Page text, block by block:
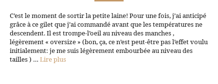
C’est le moment de sortir la petite laine! Pour une fois, j’ai anticipé
grâce à ce gilet que j’ai commandé avant que les températures ne
descendent. Il est trompe-l’oeil au niveau des manches ,
légèrement « oversize » (bon, ça, ce n’est peut-être pas l’effet voulu
initialement: je me suis légèrement embourbée au niveau des
tailles ) … Lire plus